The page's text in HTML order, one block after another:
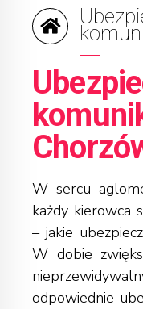
W sercu
każdy kierowca
– jakie
W dobie
odpowiednie